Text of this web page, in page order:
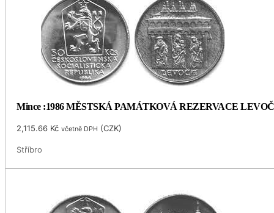
Mince :1986 MĚSTSKÁ PAMÁTKOVÁ REZERVACE
2,115.66 Kč včetně DPH (CZK)
Stříbro